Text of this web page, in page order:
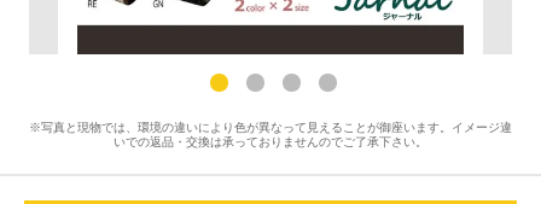
※写真と現物では、環境の違いにより色が異なって見えることが御座います。イメージ違
いでの返品・交換は承っておりませんのでご了承下さい。